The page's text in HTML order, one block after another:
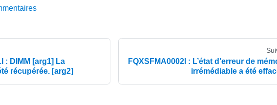
: DIMM [arg1] La
récupérée. [arg2]
FQXSFMA0002I : L’état d’erreur de
irrémédiable a été